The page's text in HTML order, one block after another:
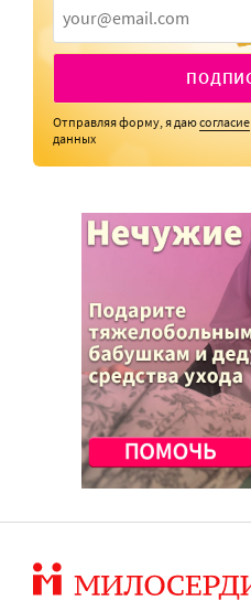
Отправляя форму, я даюсогласие
данных